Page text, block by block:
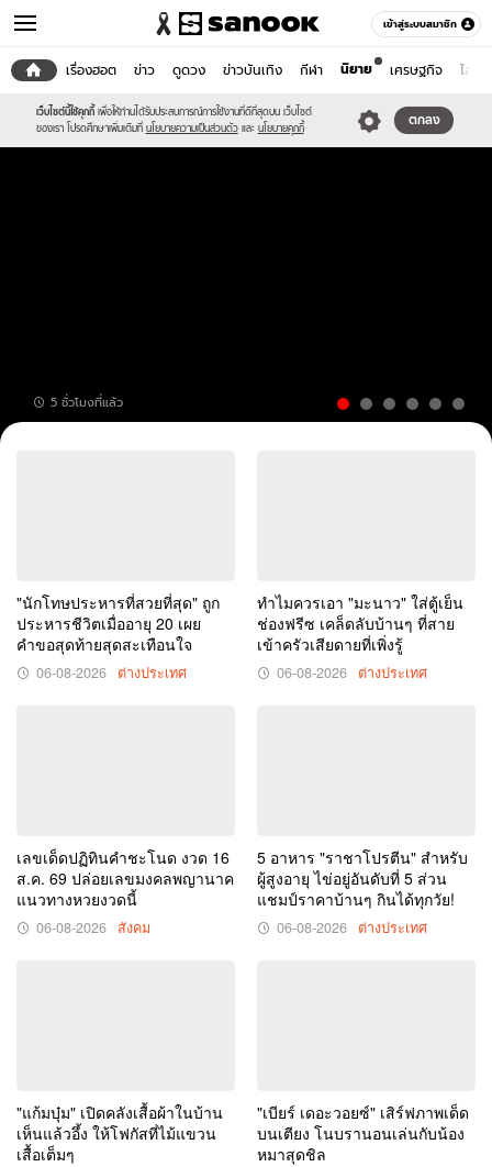
เข้าสู่ระบบสมาชิก
หน้าแรก
เรื่องฮอต ข่าว ดูดวง ข่าวบันเทิง กีฬา เศรษฐกิจ ไลฟ์
นิยาย
เว็บไซต์นี้ใช้คุกกี้ เพื่อให้ท่านได้รับประสบการณ์การใช้งานที่ดีที่สุดบน เว็บไซต์
ของเรา โปรดศึกษาเพิ่มเติมที่ นโยบายความเป็นส่วนตัว และ นโยบายคุกกี้
ตกลง
เลข
เด็ด
3
งวด
16/8/69
เซฟ
5 ชั่วโมงที่แล้ว
นี้
"นักโทษประหารที่สวยที่สุด" ถูก
ประหารชีวิตเมื่ออายุ 20 เผย
คำขอสุดท้ายสุดสะเทือนใจ
06-08-2026 ต่างประเทศ
ทำไมควรเอา "มะนาว" ใส่ตู้เย็น
ช่องฟรีซ เคล็ดลับบ้านๆ ที่สาย
เข้าครัวเสียดายที่เพิ่งรู้
06-08-2026 ต่างประเทศ
เลขเด็ดปฏิทินคำชะโนด งวด 16
ส.ค. 69 ปล่อยเลขมงคลพญานาค
แนวทางหวยงวดนี้
06-08-2026 สังคม
5 อาหาร "ราชาโปรตีน" สำหรับ
ผู้สูงอายุ ไข่อยู่อันดับที่ 5 ส่วน
แชมป์ราคาบ้านๆ กินได้ทุกวัย!
06-08-2026 ต่างประเทศ
"แก้มบุ๋ม" เปิดคลังเสื้อผ้าในบ้าน
เห็นแล้วอึ้ง ให้โฟกัสที่ไม้แขวน
เสื้อเต็มๆ
"เบียร์ เดอะวอยซ์" เสิร์ฟภาพเด็ด
บนเตียง โนบรานอนเล่นกับน้อง
หมาสุดชิล